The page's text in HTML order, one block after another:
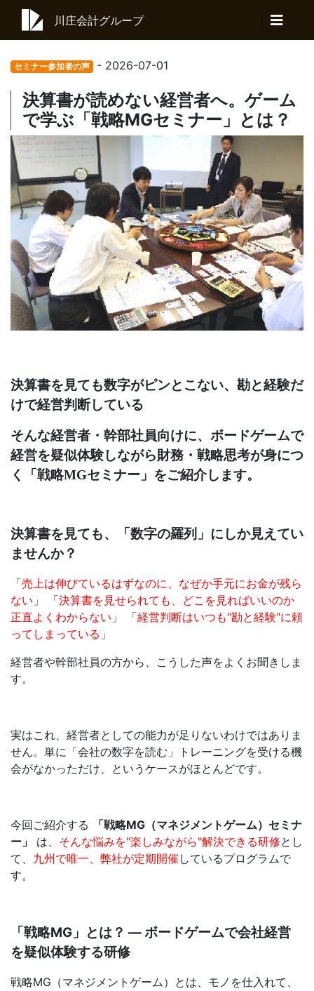
川庄会計グループ
セミナー参加者の声 - 2026-07-01
決算書が読めない経営者へ。ゲーム
で学ぶ「戦略MGセミナー」とは？
決算書を見ても数字がピンとこない、勘と経験だ
けで経営判断している
そんな経営者・幹部社員向けに、ボードゲームで
経営を疑似体験しながら財務・戦略思考が身につ
く「戦略MGセミナー」をご紹介します。
決算書を見ても、「数字の羅列」にしか見えてい
ませんか？
「売上は伸びているはずなのに、なぜか手元にお金が残ら
ない 」 「決算書を見せられても、どこを見ればいいのか
正直よくわからない 」 「経営判断はいつも"勘と経験"に頼
ってしまっている 」
経営者や幹部社員の方から、こうした声をよくお聞きしま
す。
実はこれ、経営者としての能力が足りないわけではありま
せん。単に「会社の数字を読む」トレーニングを受ける機
会がなかっただけ、というケースがほとんどです。
今回ご紹介する 「戦略MG （マネジメントゲーム）セミナ
ー」
は、 そんな悩みを"楽しみながら"解決できる研修とし
て、 九州で唯一、弊社が定期開催 しているプログラムで
す。
「戦略MG 」とは？ ―ボードゲームで会社経営
を疑似体験する研修
戦略MG （マネジメントゲーム）とは、モノを仕入れて、